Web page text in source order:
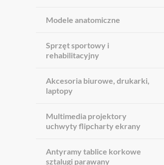
Modele anatomiczne
Sprzęt sportowy i
rehabilitacyjny
Akcesoria biurowe, drukarki,
laptopy
Multimedia projektory
uchwyty flipcharty ekrany
Antyramy tablice korkowe
sztalugi parawany